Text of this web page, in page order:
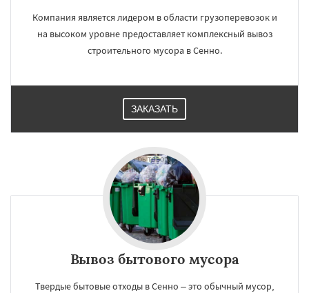
Компания является лидером в области грузоперевозок и
на высоком уровне предоставляет комплексный вывоз
строительного мусора в Сенно.
ЗАКАЗАТЬ
Вывоз бытового мусора
Твердые бытовые отходы в Сенно – это обычный мусор,